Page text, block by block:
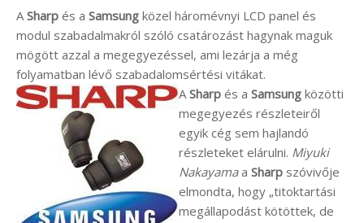
A Sharp és a Samsung közel háromévnyi LCD panel és
modul szabadalmakról szóló csatározást hagynak maguk
mögött azzal a megegyezéssel, ami lezárja a még
folyamatban lévő szabadalomsértési vitákat.
A Sharp és a Samsung közötti
megegyezés részleteiről
egyik cég sem hajlandó
részleteket elárulni. Miyuki
Nakayamaa Sharp szóvivője
elmondta, hogy „titoktartási
megállapodást kötöttek, de